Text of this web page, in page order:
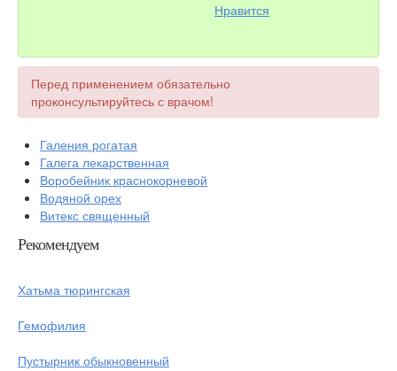
Нравится
Перед применением обязательно
проконсультируйтесь с врачом!
Галения рогатая
Галега лекарственная
Воробейник краснокорневой
Водяной орех
Витекс священный
Рекомендуем
Хатьма тюрингская
Гемофилия
Пустырник обыкновенный